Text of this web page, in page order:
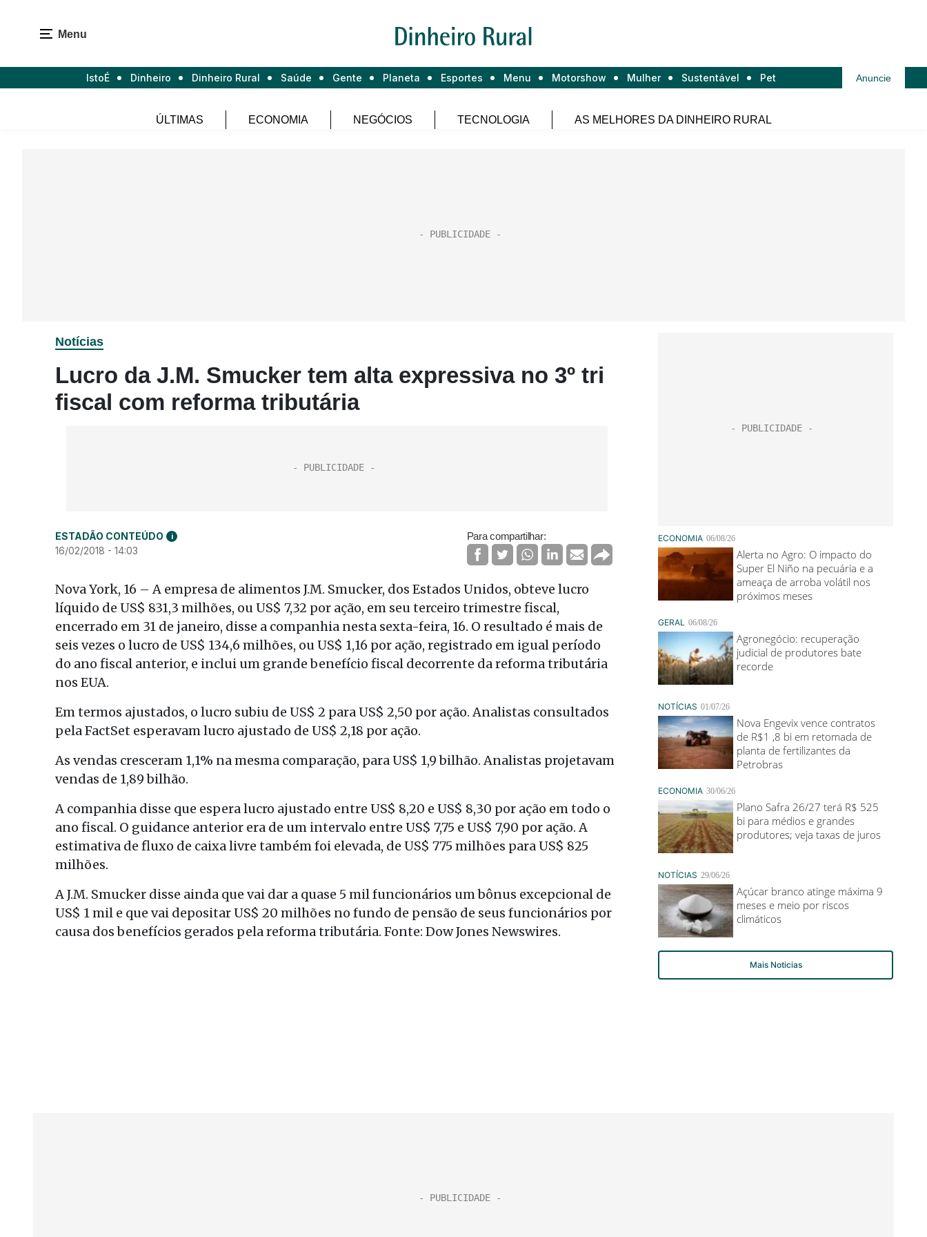
Menu
IstoÉ Dinheiro Dinheiro Rural Saúde Gente Planeta Esportes Menu Motorshow Mulher Sustentável Pet Anuncie
ÚLTIMAS ECONOMIA NEGÓCIOS TECNOLOGIA AS MELHORES DA DINHEIRO RURAL
Notícias
Lucro da J.M. Smucker tem alta expressiva no 3º tri
fiscal com reforma tributária
ESTADÃO CONTEÚDO i
16/02/2018 - 14:03
Para compartilhar:
Nova York, 16 – A empresa de alimentos J.M. Smucker, dos Estados Unidos, obteve lucro
líquido de US$ 831,3 milhões, ou US$ 7,32 por ação, em seu terceiro trimestre fiscal,
encerrado em 31 de janeiro, disse a companhia nesta sexta-feira, 16. O resultado é mais de
seis vezes o lucro de US$ 134,6 milhões, ou US$ 1,16 por ação, registrado em igual período
do ano fiscal anterior, e inclui um grande benefício fiscal decorrente da reforma tributária
nos EUA.
Em termos ajustados, o lucro subiu de US$ 2 para US$ 2,50 por ação. Analistas consultados
pela FactSet esperavam lucro ajustado de US$ 2,18 por ação.
As vendas cresceram 1,1% na mesma comparação, para US$ 1,9 bilhão. Analistas projetavam
vendas de 1,89 bilhão.
A companhia disse que espera lucro ajustado entre US$ 8,20 e US$ 8,30 por ação em todo o
ano fiscal. O guidance anterior era de um intervalo entre US$ 7,75 e US$ 7,90 por ação. A
estimativa de fluxo de caixa livre também foi elevada, de US$ 775 milhões para US$ 825
milhões.
A J.M. Smucker disse ainda que vai dar a quase 5 mil funcionários um bônus excepcional de
US$ 1 mil e que vai depositar US$ 20 milhões no fundo de pensão de seus funcionários por
causa dos benefícios gerados pela reforma tributária. Fonte: Dow Jones Newswires.